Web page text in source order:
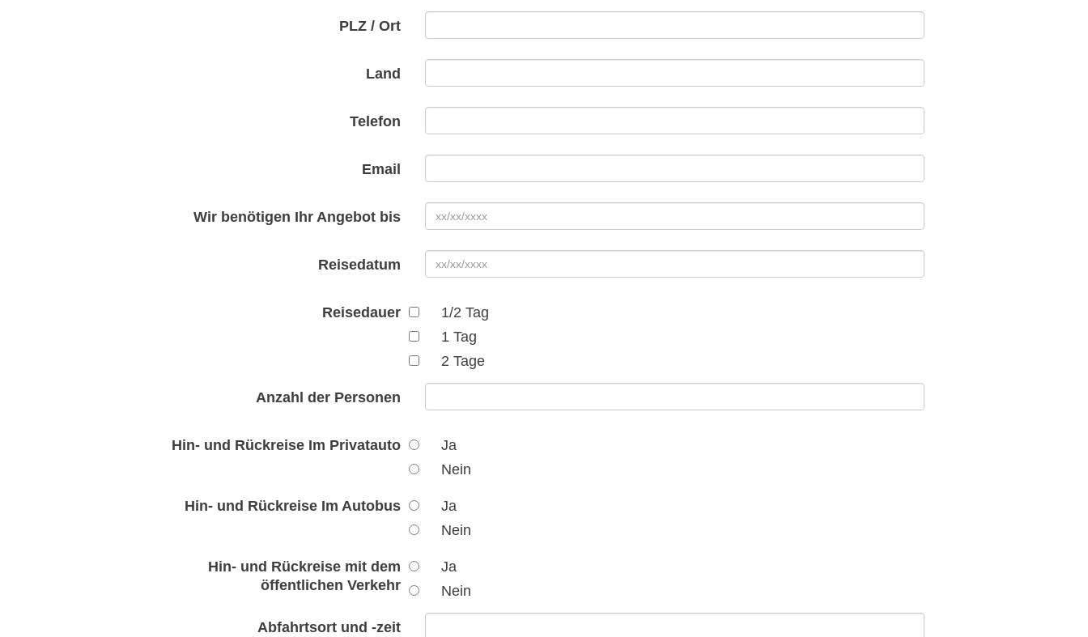
PLZ / Ort
Land
Telefon
Email
Wir benötigen Ihr Angebot bis
Reisedatum
Reisedauer
1/2 Tag
1 Tag
2 Tage
Anzahl der Personen
Hin- und Rückreise Im Privatauto
Ja
Nein
Hin- und Rückreise Im Autobus
Ja
Nein
Hin- und Rückreise mit dem
öffentlichen Verkehr
Ja
Nein
Abfahrtsort und -zeit